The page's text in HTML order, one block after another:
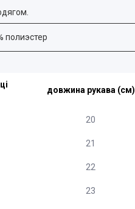
полиэстер
довжина рукава (см)
20
21
22
23